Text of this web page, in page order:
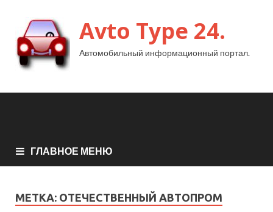
Avto Type 24.
Автомобильный информационный портал.
ГЛАВНОЕ МЕНЮ
МЕТКА: ОТЕЧЕСТВЕННЫЙ АВТОПРОМ